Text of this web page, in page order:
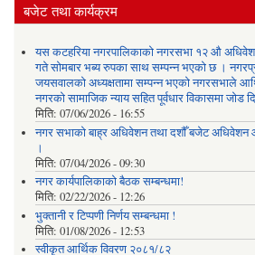
बजेट तथा कार्यक्रम
यस कटहरिया नगरपालिकाको नगरसभा १२ औ
गते सोमबार भब्य रुपका साथ सम्पन्न भएको छ ।
जयसवालको अध्यक्षतामा सम्पन्न भएको नगरसभाले
नगरको सामाजिक न्याय सहित पूर्वधार विकासमा जोड
मिति: 07/06/2026 - 16:55
नगर सभाको बाह्र अधिवेशन तथा दशौँ बजेट अधिवेशन
।
मिति: 07/04/2026 - 09:30
नगर कार्यपालिकाको बैठक सम्बन्धमा!
मिति: 02/22/2026 - 12:26
भुक्तानी र टिप्पणी निर्णय सम्बन्धमा !
मिति: 01/08/2026 - 12:53
स्वीकृत आर्थिक विवरण २०८१/८२